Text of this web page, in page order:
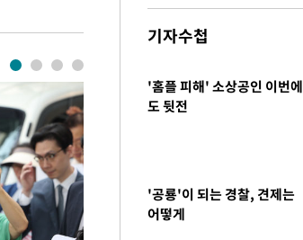
기자수첩
'홈플 피해' 소상공인 이번에
도 뒷전
'공룡'이 되는 경찰, 견제는
어떻게